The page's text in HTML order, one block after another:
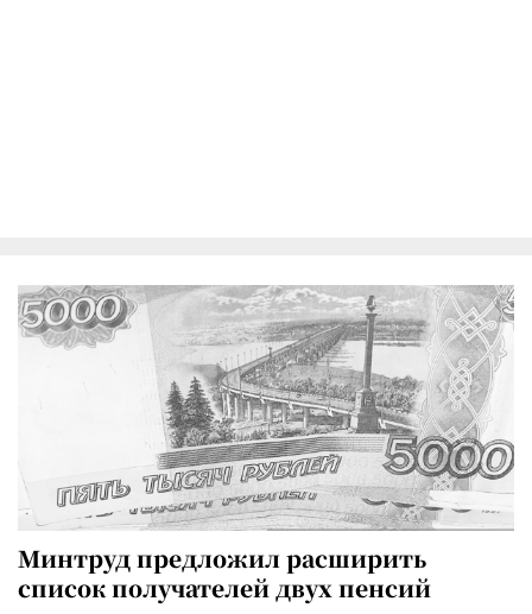
Минтруд предложил расширить
список получателей двух пенсий